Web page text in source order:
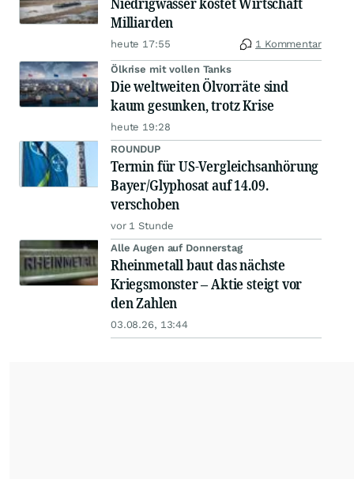
Milliarden
heute 17:55 1 Kommentar
Ölkrise mit vollen Tanks
Die weltweiten Ölvorräte sind
kaum gesunken, trotz Krise
heute 19:28
ROUNDUP
Termin für US-Vergleichsanhörung
Bayer/Glyphosat auf 14.09.
verschoben
vor 1 Stunde
Alle Augen auf Donnerstag
Rheinmetall baut das nächste
Kriegsmonster – Aktie steigt vor
den Zahlen
03.08.26, 13:44